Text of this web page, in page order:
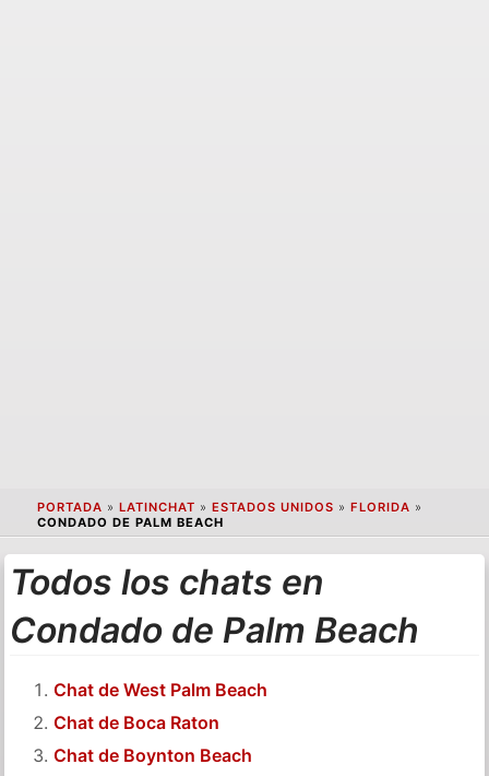
PORTADA » LATINCHAT » ESTADOS UNIDOS » FLORIDA »
CONDADO DE PALM BEACH
Todos los chats en
Condado de Palm Beach
Chat de West Palm Beach
Chat de Boca Raton
Chat de Boynton Beach